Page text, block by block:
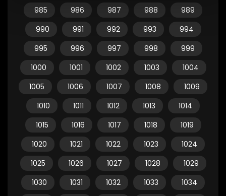
985
986 987 988
989
990
991 992 993
994
995
996 997 998
999
1000
1001 1002 1003
1004
1005
1006 1007 1008
1009
1010
1011 1012 1013
1014
1015
1016 1017 1018
1019
1020
1021 1022 1023
1024
1025
1026 1027 1028
1029
1030
1031 1032 1033
1034